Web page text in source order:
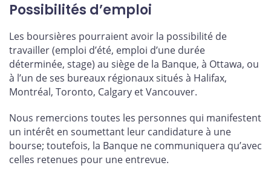
Possibilités d’emploi
Les boursières pourraient avoir la possibilité de
travailler (emploi d’été, emploi d’une durée
déterminée, stage) au siège de la Banque, à Ottawa, ou
à l’un de ses bureaux régionaux situés à Halifax,
Montréal, Toronto, Calgary et Vancouver.
Nous remercions toutes les personnes qui manifestent
un intérêt en soumettant leur candidature à une
bourse; toutefois, la Banque ne communiquera qu’avec
celles retenues pour une entrevue.